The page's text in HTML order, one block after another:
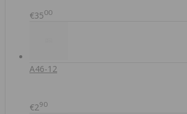
€3500
A46-12
€290